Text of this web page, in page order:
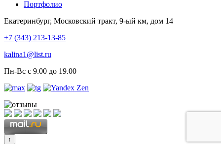
Портфолио
Екатеринбург, Московский тракт, 9-ый км, дом 14
+7 (343) 213-13-85
kalina1@list.ru
Пн-Вс с 9.00 до 19.00
↑